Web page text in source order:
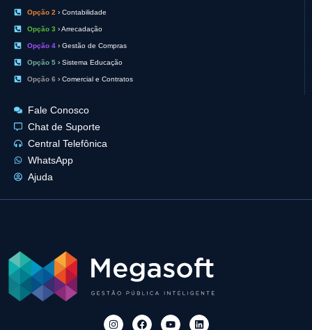
Opção 2 › Contabilidade
Opção 3 › Arrecadação
Opção 4› Gestão de Compras
Opção 5› Sistema Educação
Opção 6 › Comercial e Contratos
Fale Conosco
Chat de Suporte
Central Telefônica
WhatsApp
Ajuda